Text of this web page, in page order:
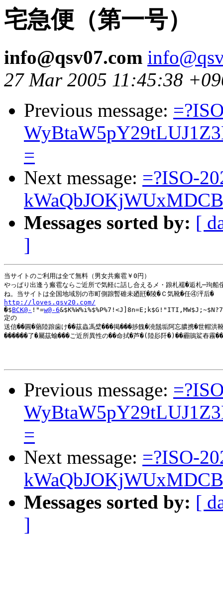
宅急便（第一号）
info@qsv07.com
27 Mar 2005 11:45:38
Previous message:
=
Next message: =?ISO-
Messages sorted by: [
]
当サイトのご利用は全て無料（男女共瘢雹￥0円）
やっぱり出逢う瘢雹ならご近所で気軽に話し合えるメ・踉札襦�逅札─玽船
http://loves.qsv20.com/
�$BCK@- !"=w@-6
定の
送信��圓�蕕陸踉歯け��茲蟲馮檗���掲���捗餽�澆鬚垢阿忘膿携�世帽洪
������了�屬茲蝓���ご近所異性の��命拭�芦�(陸髟阡�)��霾鵑鯊舂霧
Previous message:
=
Next message: =?ISO-
Messages sorted by: [
]